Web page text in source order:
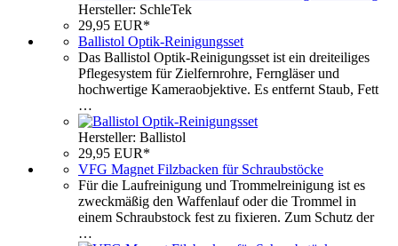
Hersteller: SchleTek
29,95 EUR*
Ballistol Optik-Reinigungsset
Das Ballistol Optik-Reinigungsset ist ein dreiteiliges
Pflegesystem für Zielfernrohre, Ferngläser und
hochwertige Kameraobjektive. Es entfernt Staub, Fett
…
Hersteller: Ballistol
29,95 EUR*
VFG Magnet Filzbacken für Schraubstöcke
Für die Laufreinigung und Trommelreinigung ist es
zweckmäßig den Waffenlauf oder die Trommel in
einem Schraubstock fest zu fixieren. Zum Schutz der
…